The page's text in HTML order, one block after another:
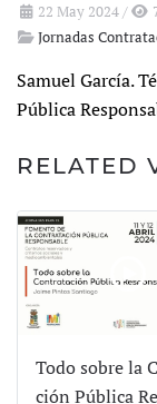
22 May 2024/
Jornadas
Samuel García.
Pública
RELATED
Todo sobre la
ción Pública